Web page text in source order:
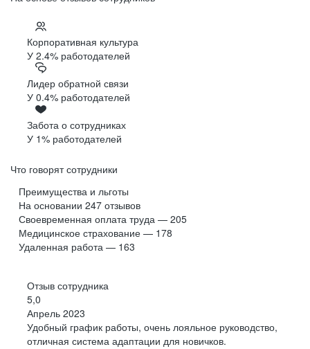
Корпоративная культура
У 2.4% работодателей
Лидер обратной связи
У 0.4% работодателей
Забота о сотрудниках
У 1% работодателей
Что говорят сотрудники
Преимущества и льготы
На основании 247 отзывов
Своевременная оплата труда — 205
Медицинское страхование — 178
Удаленная работа — 163
Отзыв сотрудника
5,0
Апрель 2023
Удобный график работы, очень лояльное руководство,
отличная система адаптации для новичков.